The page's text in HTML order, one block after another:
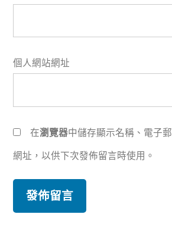
個人網站網址
在瀏覽器中儲存顯示名稱、電子
網址，以供下次發佈留言時使用。